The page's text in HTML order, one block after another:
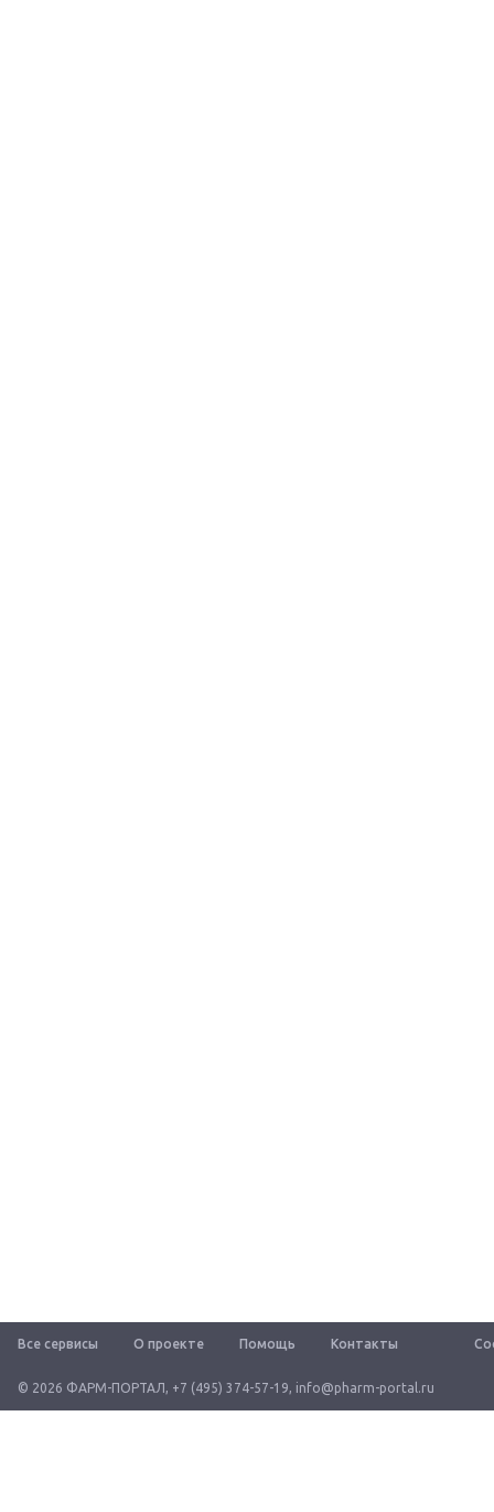
Все сервисы О проекте Помощь Контакты
© 2026 ФАРМ-ПОРТАЛ, +7 (495) 374-57-19, info@pharm-portal.ru